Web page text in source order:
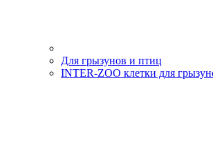
Для грызунов и птиц
INTER-ZOO клетки для